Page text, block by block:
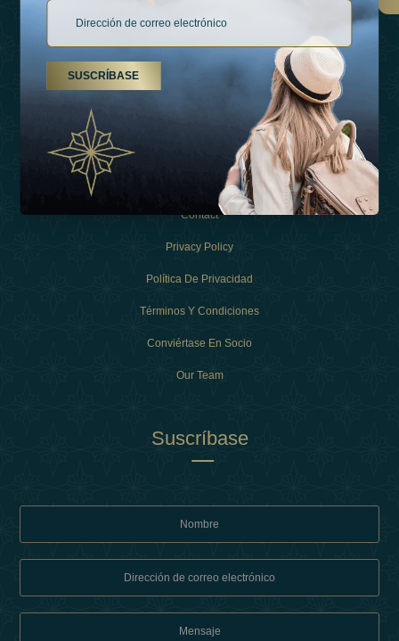
Tipos De Vacaciones
Contact
Privacy Policy
Política De Privacidad
Términos Y Condiciones
Conviértase En Socio
Our Team
Suscríbase
SUSCRÍBASE